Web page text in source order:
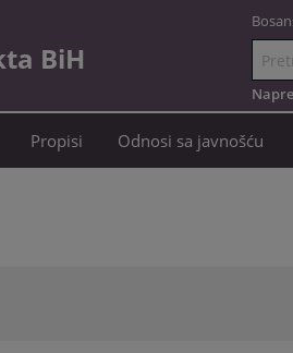
BiH
sadržaj
Propisi Odnosi sa javnošću